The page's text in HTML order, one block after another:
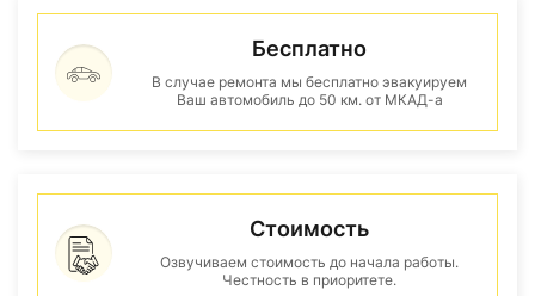
Бесплатно
В случае ремонта мы бесплатно эвакуируем
Ваш автомобиль до 50 км. от МКАД-а
Стоимость
Озвучиваем стоимость до начала работы.
Честность в приоритете.